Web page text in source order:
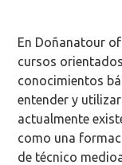
En Doñanatour
cursos
conocimientos
entender y
actualmente
como una
de técnico